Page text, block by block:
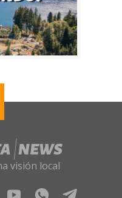
visión local